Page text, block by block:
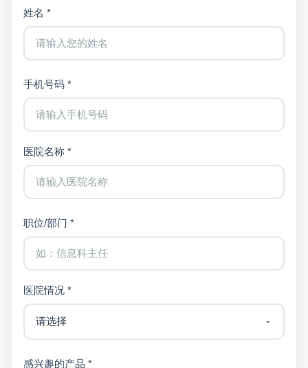
姓名 *
手机号码 *
医院名称 *
职位/部门 *
医院情况 *
感兴趣的产品 *